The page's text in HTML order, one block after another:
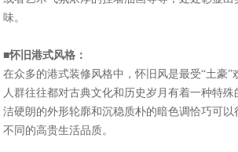
味。
■怀旧港式风格：
在众多的港式装修风格中，怀旧风是最受“土豪”
人群往往都对古典文化和历史岁月有着一种特殊的
洁硬朗的外形轮廓和沉稳质朴的暗色调恰巧可以
不同的高贵生活品质。